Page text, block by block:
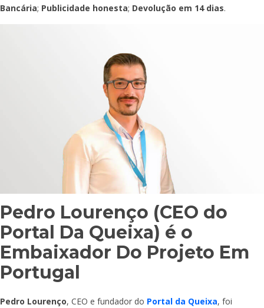
Bancária; Publicidade honesta; Devolução em 14 dias.
Pedro Lourenço (CEO do
Portal Da Queixa) é o
Embaixador Do Projeto Em
Portugal
Pedro Lourenço, CEO e fundador do Portal da Queixa, foi